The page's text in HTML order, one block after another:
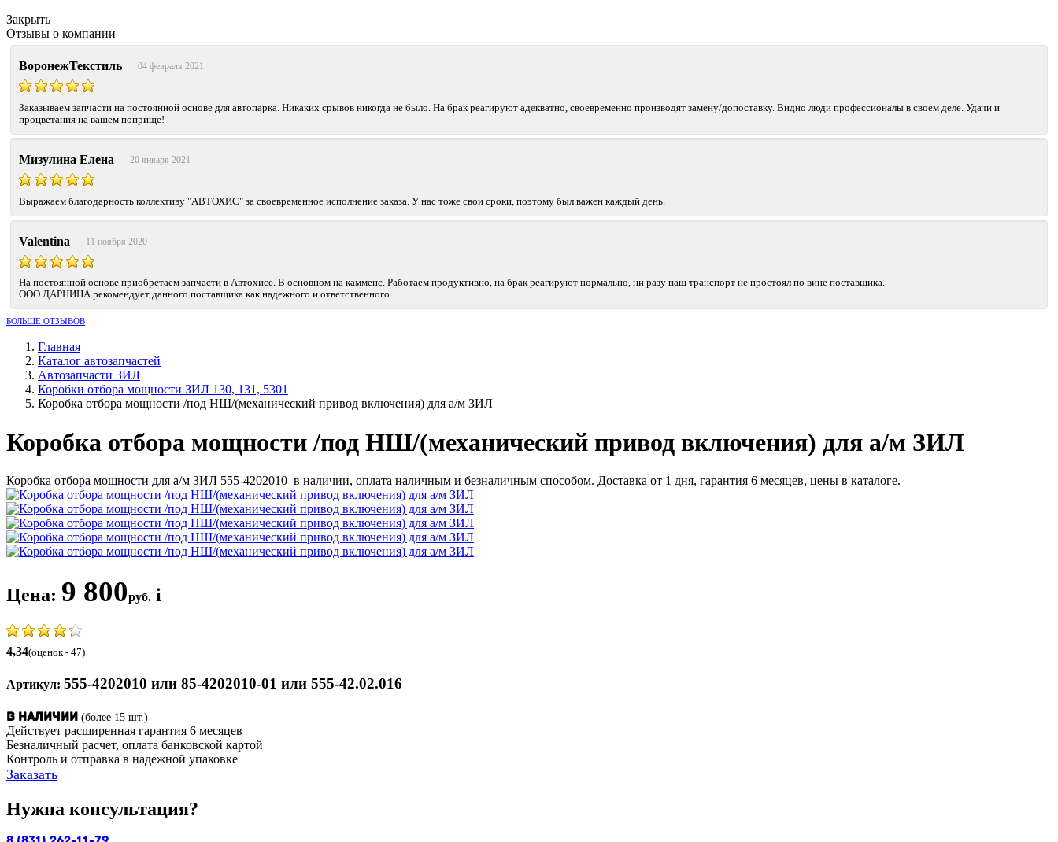
Закрыть
Отзывы о компании
ВоронежТекстиль 04 февраля 2021
Заказываем запчасти на постоянной основе для автопарка. Никаких срывов никогда не было. На брак реагируют адекватно, своевременно производят замену/допоставку. Видно люди профессионалы в своем деле. Удачи и
процветания на вашем поприще!
Мизулина Елена 20 января 2021
Выражаем благодарность коллективу "АВТОХИС" за своевременное исполнение заказа. У нас тоже свои сроки, поэтому был важен каждый день.
Valentina 11 ноября 2020
На постоянной основе приобретаем запчасти в Автохисе. В основном на камменс. Работаем продуктивно, на брак реагируют нормально, ни разу наш транспорт не простоял по вине поставщика.
ООО ДАРНИЦА рекомендует данного поставщика как надежного и ответственного.
БОЛЬШЕ ОТЗЫВОВ
Главная
Каталог автозапчастей
Автозапчасти ЗИЛ
Коробки отбора мощности ЗИЛ 130, 131, 5301
Коробка отбора мощности /под НШ/(механический привод включения) для а/м ЗИЛ
Коробка отбора мощности /под НШ/(механический привод включения) для а/м ЗИЛ
Коробка отбора мощности для а/м ЗИЛ 555-4202010 в наличии, оплата наличным и безналичным способом. Доставка от 1 дня, гарантия 6 месяцев, цены в каталоге.
Цена: 9 800руб. i
4,34(оценок - 47)
Артикул: 555-4202010 или 85-4202010-01 или 555-42.02.016
В наличии (более 15 шт.)
Действует расширенная гарантия 6 месяцев
Безналичный расчет, оплата банковской картой
Контроль и отправка в надежной упаковке
Заказать
Нужна консультация?